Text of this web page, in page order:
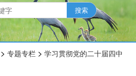
> 专题专栏 > 学习贯彻党的二十届四中